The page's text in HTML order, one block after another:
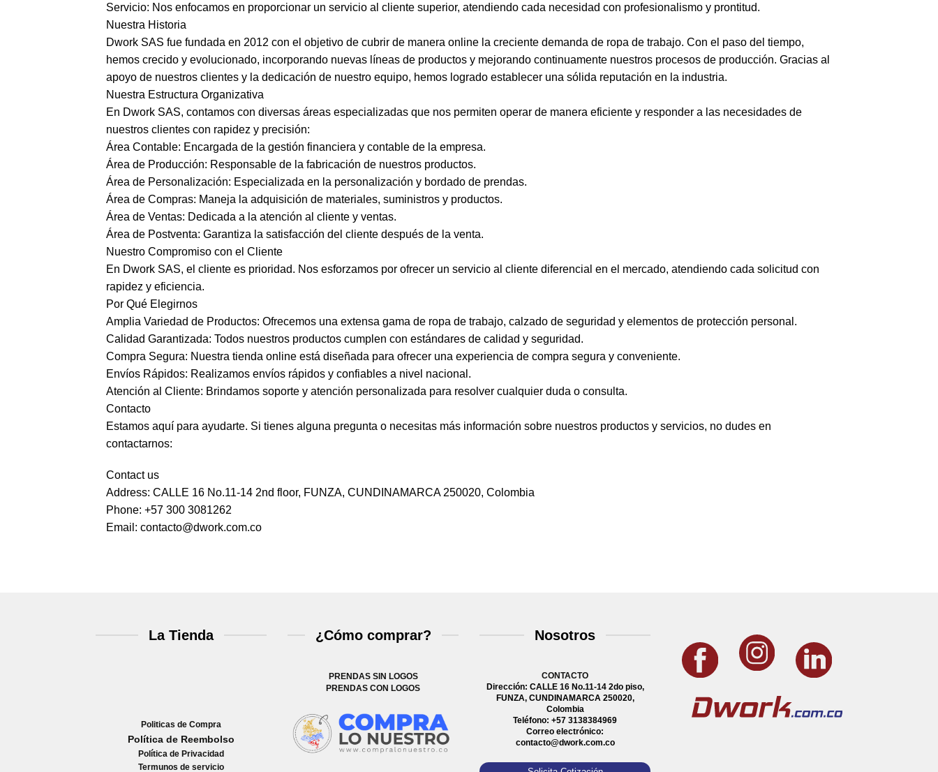
Servicio: Nos enfocamos en proporcionar un servicio al cliente superior, atendiendo cada necesidad con profesionalismo y prontitud.
Nuestra Historia
Dwork SAS fue fundada en 2012 con el objetivo de cubrir de manera online la creciente demanda de ropa de trabajo. Con el paso del tiempo,
hemos crecido y evolucionado, incorporando nuevas líneas de productos y mejorando continuamente nuestros procesos de producción. Gracias al
apoyo de nuestros clientes y la dedicación de nuestro equipo, hemos logrado establecer una sólida reputación en la industria.
Nuestra Estructura Organizativa
En Dwork SAS, contamos con diversas áreas especializadas que nos permiten operar de manera eficiente y responder a las necesidades de
nuestros clientes con rapidez y precisión:
Área Contable: Encargada de la gestión financiera y contable de la empresa.
Área de Producción: Responsable de la fabricación de nuestros productos.
Área de Personalización: Especializada en la personalización y bordado de prendas.
Área de Compras: Maneja la adquisición de materiales, suministros y productos.
Área de Ventas: Dedicada a la atención al cliente y ventas.
Área de Postventa: Garantiza la satisfacción del cliente después de la venta.
Nuestro Compromiso con el Cliente
En Dwork SAS, el cliente es prioridad. Nos esforzamos por ofrecer un servicio al cliente diferencial en el mercado, atendiendo cada solicitud con
rapidez y eficiencia.
Por Qué Elegirnos
Amplia Variedad de Productos: Ofrecemos una extensa gama de ropa de trabajo, calzado de seguridad y elementos de protección personal.
Calidad Garantizada: Todos nuestros productos cumplen con estándares de calidad y seguridad.
Compra Segura: Nuestra tienda online está diseñada para ofrecer una experiencia de compra segura y conveniente.
Envíos Rápidos: Realizamos envíos rápidos y confiables a nivel nacional.
Atención al Cliente: Brindamos soporte y atención personalizada para resolver cualquier duda o consulta.
Contacto
Estamos aquí para ayudarte. Si tienes alguna pregunta o necesitas más información sobre nuestros productos y servicios, no dudes en
contactarnos:
Contact us
Address: CALLE 16 No.11-14 2nd floor, FUNZA, CUNDINAMARCA 250020, Colombia
Phone: +57 300 3081262
Email: contacto@dwork.com.co
La Tienda
Politicas de Compra
Política de Reembolso
Política de Privacidad
Termunos de servicio
¿Cómo comprar?
PRENDAS SIN LOGOS
PRENDAS CON LOGOS
Nosotros
CONTACTO
Dirección: CALLE 16 No.11-14 2do piso,
FUNZA, CUNDINAMARCA 250020,
Colombia
Teléfono: +57 3138384969
Correo electrónico:
contacto@dwork.com.co